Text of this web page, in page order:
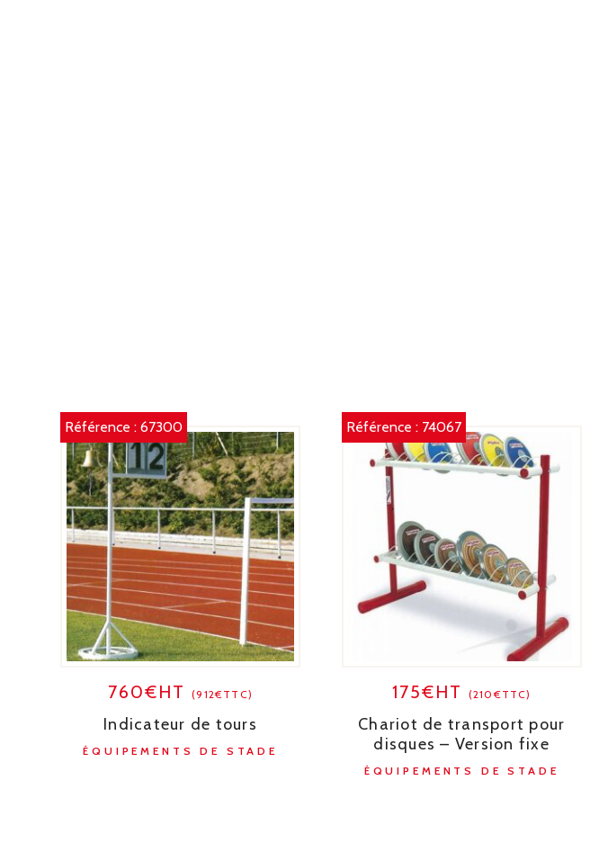
Référence :67300
760€HT(912€TTC)
Indicateur de tours
ÉQUIPEMENTS DE STADE
Référence : 74067
175€HT (210€TTC)
Chariot de transport pour
disques – Version fixe
ÉQUIPEMENTS DE STADE